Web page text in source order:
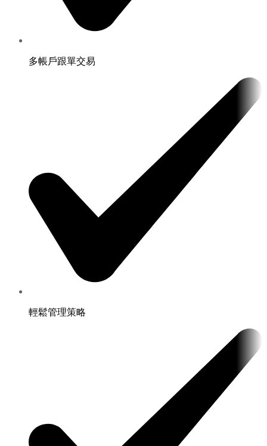
多帳戶跟單交易
輕鬆管理策略